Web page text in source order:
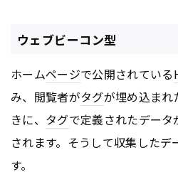
ウェブビーコン型
ホームページで公開されている
み、閲覧者がタグが埋め込まれ
きに、 タグで定義されたデー
されます。そうして収集したデ
す。